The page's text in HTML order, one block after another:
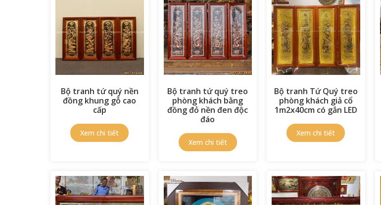
Bộ tranh tứ quý nền
đồng khung gỗ cao
cấp
Bộ tranh tứ quý treo
phòng khách bằng
đồng đỏ nền đen độc
đáo
Bộ tranh Tứ Quý treo
phòng khách giả cổ
1m2x40cm có gắn LED